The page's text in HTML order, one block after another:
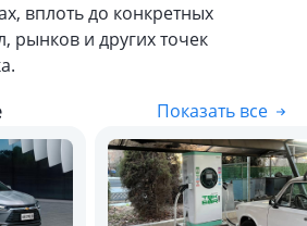
вплоть до конкретных
рынков и других точек
Показать все